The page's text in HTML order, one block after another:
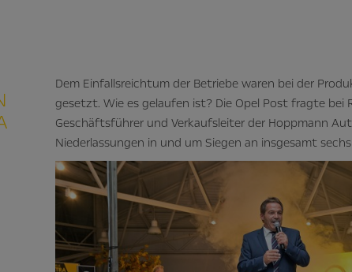
Dem Einfallsreichtum der Betriebe waren bei der
gesetzt. Wie es gelaufen ist? Die Opel Post fragte bei
Geschäftsführer und Verkaufsleiter der Hoppmann
Niederlassungen in und um Siegen an insgesamt